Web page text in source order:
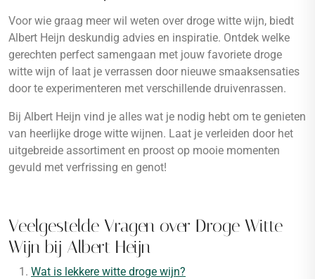
Voor wie graag meer wil weten over droge witte wijn, biedt
Albert Heijn deskundig advies en inspiratie. Ontdek welke
gerechten perfect samengaan met jouw favoriete droge
witte wijn of laat je verrassen door nieuwe smaaksensaties
door te experimenteren met verschillende druivenrassen.
Bij Albert Heijn vind je alles wat je nodig hebt om te genieten
van heerlijke droge witte wijnen. Laat je verleiden door het
uitgebreide assortiment en proost op mooie momenten
gevuld met verfrissing en genot!
Veelgestelde Vragen over Droge Witte
Wijn bij Albert Heijn
Wat is lekkere witte droge wijn?